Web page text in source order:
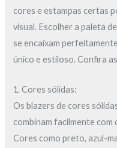
cores e estampas certas
visual. Escolher a paleta
se encaixam
único e estiloso. Confira
1. Cores sólidas:
Os blazers de cores
combinam facilmente com
Cores como preto, azul-